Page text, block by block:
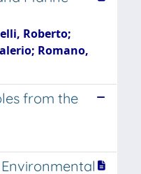
Roberto;
Romano,
from the